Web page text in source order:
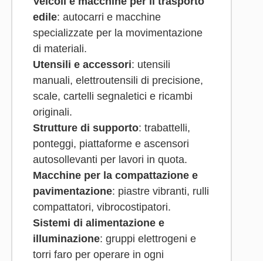
edile: autocarri e macchine
specializzate per la movimentazione
di materiali.
Utensili e accessori: utensili
manuali, elettroutensili di precisione,
scale, cartelli segnaletici e ricambi
originali.
Strutture di supporto: trabattelli,
ponteggi, piattaforme e ascensori
autosollevanti per lavori in quota.
Macchine per la compattazione e
pavimentazione: piastre vibranti, rulli
compattatori, vibrocostipatori.
Sistemi di alimentazione e
illuminazione: gruppi elettrogeni e
torri faro per operare in ogni